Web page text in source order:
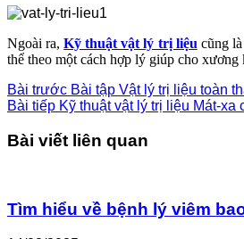
Ngoài ra,Kỹ thuật vật lý trị liệu cũng
thể theo một cách hợp lý giúp cho
Bài trước Bài tập Vật lý trị liệu toàn
Bài tiếp Kỹ thuật vật lý trị liệu Mát-xa
Bài viết liên quan
Tìm hiểu về bệnh lý viêm